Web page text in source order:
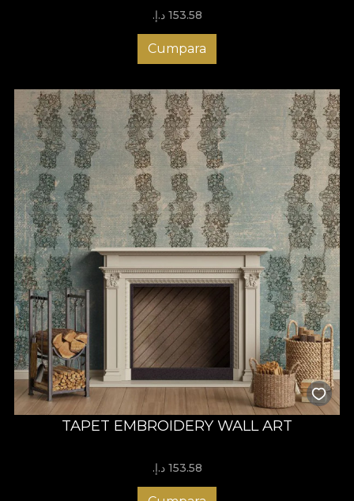
153.58 د.إ.‏
Cumpara
TAPET EMBROIDERY WALL ART
153.58 د.إ.‏